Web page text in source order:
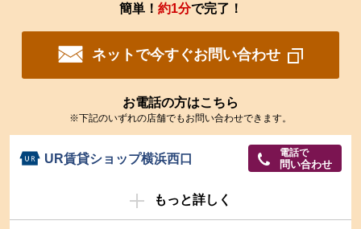
簡単！ 約1分で完了！
ネットで今すぐお問い合わせ
お電話の方はこちら
※下記のいずれの店舗でもお問い合わせできます。
UR賃貸ショップ横浜西口 電話で
問い合わせ
もっと詳しく